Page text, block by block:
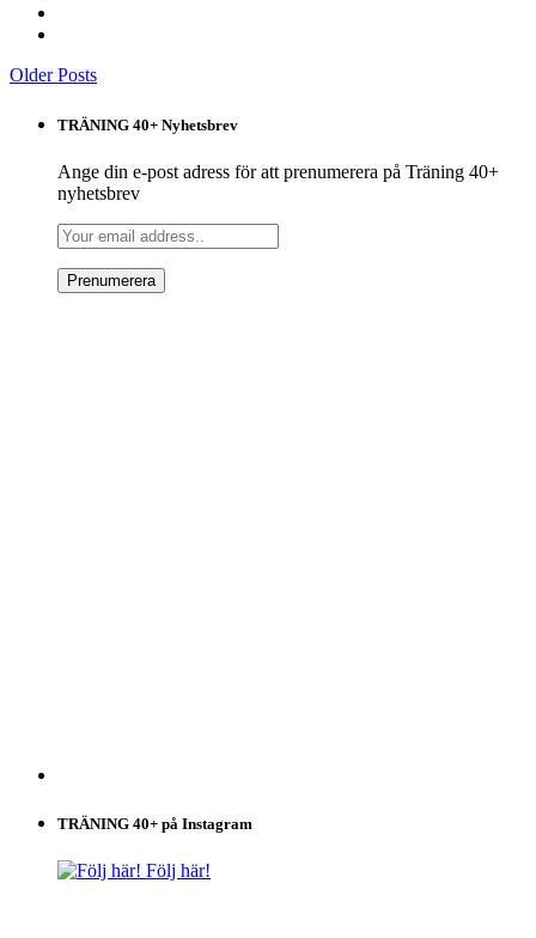
Older Posts
TRÄNING 40+ Nyhetsbrev
Ange din e-post adress för att prenumerera på Träning 40+
nyhetsbrev
TRÄNING 40+ på Instagram
Följ här!